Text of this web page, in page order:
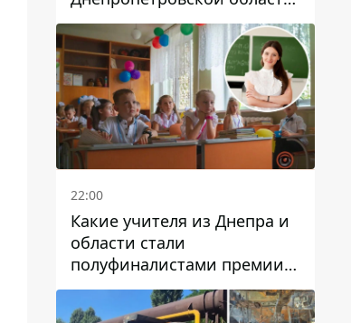
Евгения Зинченко
22:00
Какие учителя из Днепра и
области стали
полуфиналистами премии
Global Teacher Prize Ukraine
2026